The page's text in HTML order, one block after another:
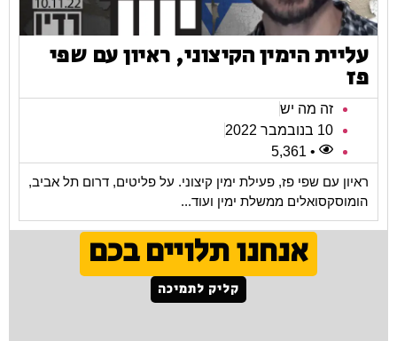
עליית הימין הקיצוני, ראיון עם שפי
פז
זה מה יש
10 בנובמבר 2022
• 5,361
ראיון עם שפי פז, פעילת ימין קיצוני. על פליטים, דרום תל אביב,
הומוסקסואלים ממשלת ימין ועוד...
אנחנו תלויים בכם
קליק לתמיכה